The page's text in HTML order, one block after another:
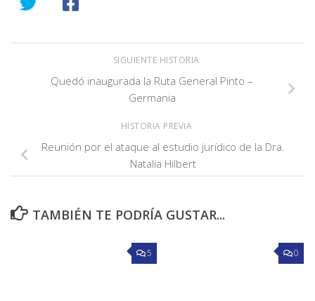
SIGUIENTE HISTORIA
Quedó inaugurada la Ruta General Pinto –
Germania
HISTORIA PREVIA
Reunión por el ataque al estudio jurídico de la Dra.
Natalia Hilbert
TAMBIÉN TE PODRÍA GUSTAR...
5 0